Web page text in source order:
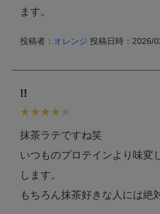
レルギー物質
(特定原材料等28品
乳成分,大豆
ます。
投稿者： オレンジ 投稿日時：2026/
!!
抹茶ラテですね笑
いつものプロテインより味変
します。
もちろん抹茶好きな人には絶